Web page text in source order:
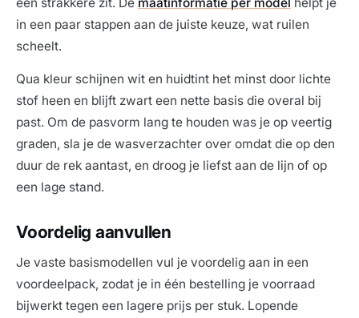
in een paar stappen aan de juiste keuze, wat ruilen
scheelt.
Qua kleur schijnen wit en huidtint het minst door lichte
stof heen en blijft zwart een nette basis die overal bij
past. Om de pasvorm lang te houden was je op veertig
graden, sla je de wasverzachter over omdat die op den
duur de rek aantast, en droog je liefst aan de lijn of op
een lage stand.
Voordelig aanvullen
Je vaste basismodellen vul je voordelig aan in een
voordeelpack, zodat je in één bestelling je voorraad
bijwerkt tegen een lagere prijs per stuk. Lopende